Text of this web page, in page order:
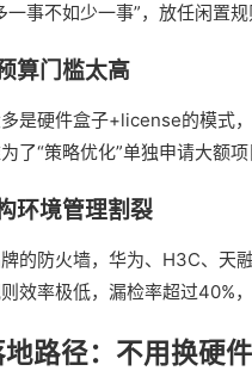
事不如少一事”，放任闲置规
算门槛太高
是硬件盒子+license的模式
了“策略优化”单独申请大额项
环境管理割裂
的防火墙，华为、H3C、天
效率极低，漏检率超过40%
路径：不用换硬